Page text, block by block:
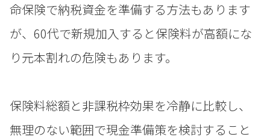
命保険で納税資金を準備する方法もあります
が、60代で新規加入すると保険料が高額にな
り元本割れの危険もあります。
保険料総額と非課税枠効果を冷静に比較し、
無理のない範囲で現金準備策を検討すること